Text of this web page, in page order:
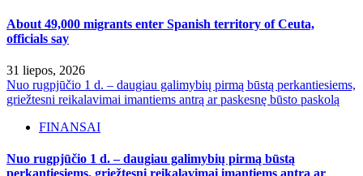
About 49,000 migrants enter Spanish territory of Ceuta,
officials say
31 liepos, 2026
Nuo rugpjūčio 1 d. – daugiau galimybių pirmą būstą perkantiesiems,
griežtesni reikalavimai imantiems antrą ar paskesnę būsto paskolą
FINANSAI
Nuo rugpjūčio 1 d. – daugiau galimybių pirmą būstą